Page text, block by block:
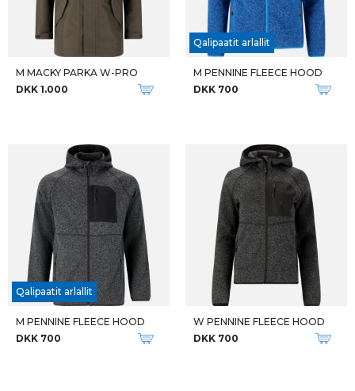
M MACKY PARKA W-PRO
DKK 1.000
Qalipaatit arlallit
M PENNINE FLEECE HOOD
DKK 700
Qalipaatit arlallit
M PENNINE FLEECE HOOD
DKK 700
W PENNINE FLEECE HOOD
DKK 700